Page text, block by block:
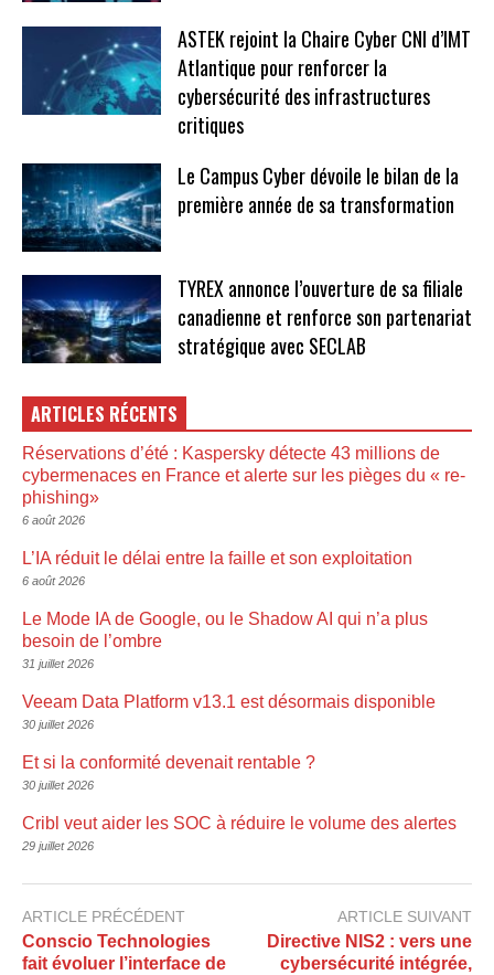
ASTEK rejoint la Chaire Cyber CNI d’IMT
Atlantique pour renforcer la
cybersécurité des infrastructures
critiques
Le Campus Cyber dévoile le bilan de la
première année de sa transformation
TYREX annonce l’ouverture de sa filiale
canadienne et renforce son partenariat
stratégique avec SECLAB
ARTICLES RÉCENTS
Réservations d’été : Kaspersky détecte 43 millions de
cybermenaces en France et alerte sur les pièges du « re-
phishing»
6 août 2026
L’IA réduit le délai entre la faille et son exploitation
6 août 2026
Le Mode IA de Google, ou le Shadow AI qui n’a plus
besoin de l’ombre
31 juillet 2026
Veeam Data Platform v13.1 est désormais disponible
30 juillet 2026
Et si la conformité devenait rentable ?
30 juillet 2026
Cribl veut aider les SOC à réduire le volume des alertes
29 juillet 2026
ARTICLE PRÉCÉDENT
Conscio Technologies
fait évoluer l’interface de
ARTICLE SUIVANT
Directive NIS2 : vers une
cybersécurité intégrée,